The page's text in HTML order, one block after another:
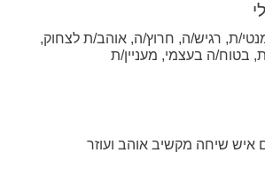
ת, רגיש/ה, חרוץ/ה, אוהב/ת לצחוק,
בטוח/ה בעצמי, מעניין/ת
שיחה מקשיב אוהב ועוזר